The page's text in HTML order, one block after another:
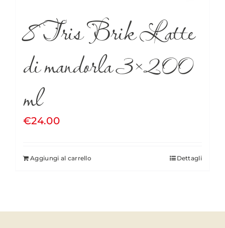
8 Tris Brik Latte
di mandorla 3×200
ml
€24.00
Aggiungi al carrello Dettagli